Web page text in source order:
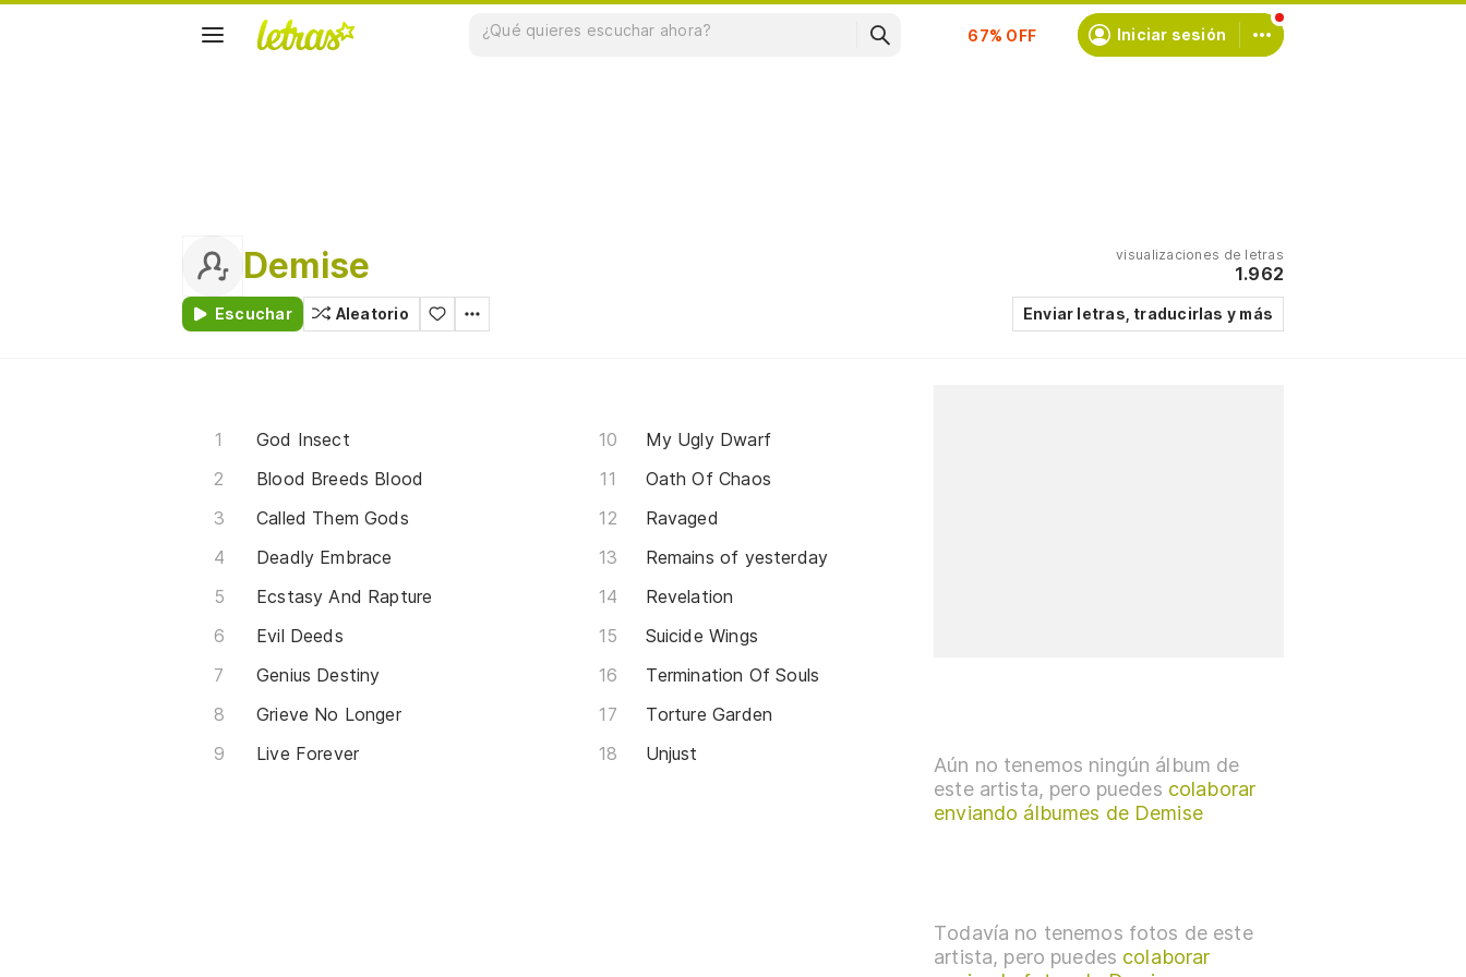
Suscríbete
Iniciar sesión
Demise
Escuchar Aleatorio
visualizaciones de letras
1.962
Enviar letras, traducirlas y más
God Insect
Blood Breeds Blood
Called Them Gods
Deadly Embrace
Ecstasy And Rapture
Evil Deeds
Genius Destiny
Grieve No Longer
Live Forever
My Ugly Dwarf
Oath Of Chaos
Ravaged
Remains of yesterday
Revelation
Suicide Wings
Termination Of Souls
Torture Garden
Unjust
Aún no tenemos ningún álbum de
este artista, pero puedes colaborar
enviando álbumes de Demise
Todavía no tenemos fotos de este
artista, pero puedes colaborar